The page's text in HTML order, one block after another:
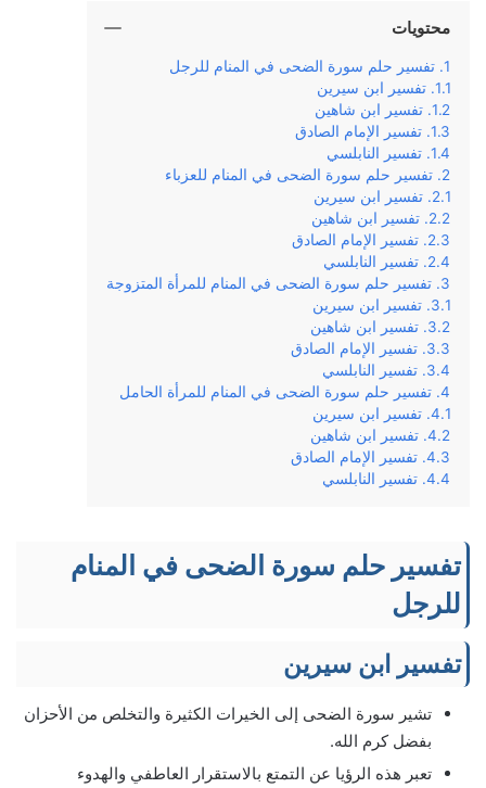
محتويات
تفسير حلم سورة الضحى في المنام للرجل
تفسير ابن سيرين
تفسير ابن شاهين
تفسير الإمام الصادق
تفسير النابلسي
تفسير حلم سورة الضحى في المنام للعزباء
تفسير ابن سيرين
تفسير ابن شاهين
تفسير الإمام الصادق
تفسير النابلسي
تفسير حلم سورة الضحى في المنام للمرأة المتزوجة
تفسير ابن سيرين
تفسير ابن شاهين
تفسير الإمام الصادق
تفسير النابلسي
تفسير حلم سورة الضحى في المنام للمرأة الحامل
تفسير ابن سيرين
تفسير ابن شاهين
تفسير الإمام الصادق
تفسير النابلسي
تفسير حلم سورة الضحى في المنام
للرجل
تفسير ابن سيرين
تشير سورة الضحى إلى الخيرات الكثيرة والتخلص من الأحزان
بفضل كرم الله.
تعبر هذه الرؤيا عن التمتع بالاستقرار العاطفي والهدوء